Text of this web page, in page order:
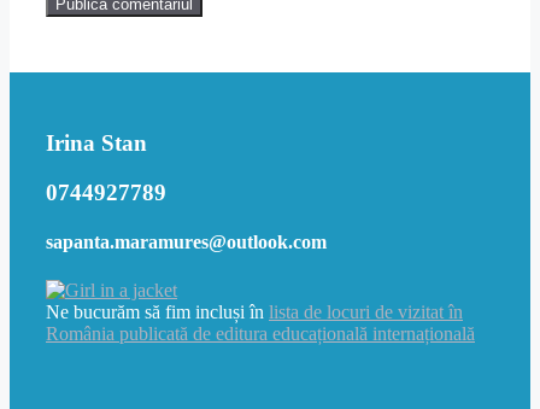
Irina Stan
0744927789
sapanta.maramures@outlook.com
Ne bucurăm să fim incluși în lista de locuri de vizitat în
România publicată de editura educațională internațională